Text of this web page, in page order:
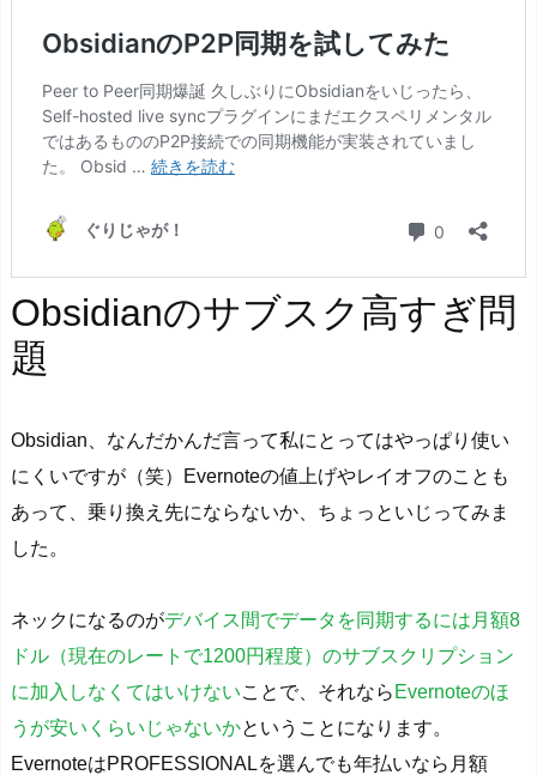
Obsidianのサブスク高すぎ問
題
Obsidian、なんだかんだ言って私にとってはやっぱり使い
にくいですが（笑）Evernoteの値上げやレイオフのことも
あって、乗り換え先にならないか、ちょっといじってみま
した。
ネックになるのがデバイス間でデータを同期するには月額8
ドル（現在のレートで1200円程度）のサブスクリプション
に加入しなくてはいけないことで、それなら Evernoteのほ
うが安いくらいじゃないかということになります。
EvernoteはPROFESSIONALを選んでも年払いなら月額